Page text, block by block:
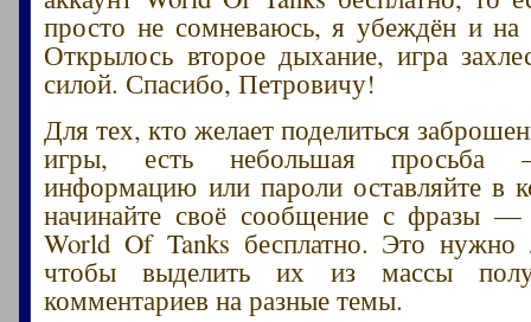
просто не сомневаюсь, я убеждён и на
Открылось второе дыхание, игра
силой. Спасибо, Петровичу!
Для тех, кто желает поделиться
игры, есть небольшая просьба
информацию или пароли оставляйте в
начинайте своё сообщение с фразы —
World Of Tanks бесплатно. Это нужно
чтобы выделить их из массы
комментариев на разные темы.